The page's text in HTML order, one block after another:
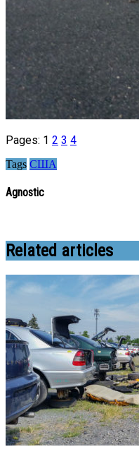
Pages: 1 2 3 4
Tags США
Agnostic
Related articles